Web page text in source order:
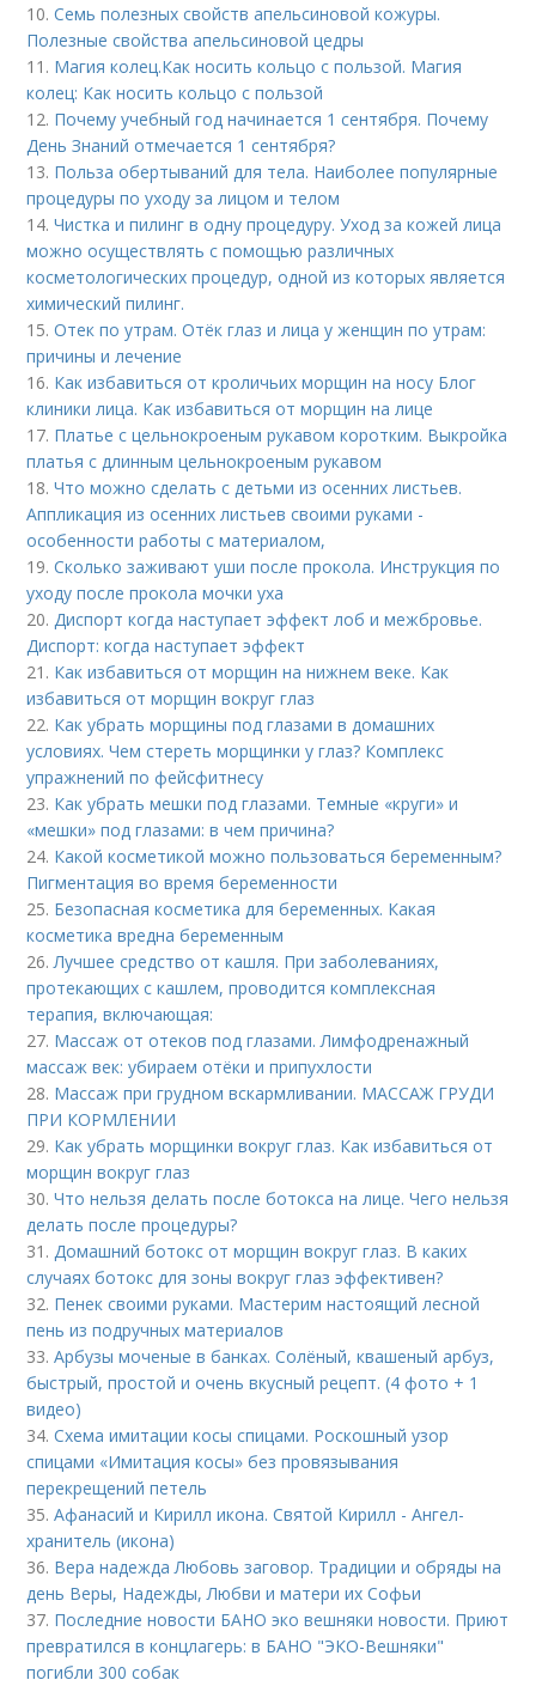
10.Семь полезных свойств апельсиновой кожуры.
Полезные свойства апельсиновой цедры
11. Магия колец.Как носить кольцо с пользой. Магия
колец: Как носить кольцо с пользой
12. Почему учебный год начинается 1 сентября. Почему
День Знаний отмечается 1 сентября?
13. Польза обертываний для тела. Наиболее популярные
процедуры по уходу за лицом и телом
14.Чистка и пилинг в одну процедуру. Уход за кожей лица
можно осуществлять с помощью различных
косметологических процедур, одной из которых является
химический пилинг.
15.Отек по утрам. Отёк глаз и лица у женщин по утрам:
причины и лечение
16. Как избавиться от кроличьих морщин на носу Блог
клиники лица. Как избавиться от морщин на лице
17. Платье с цельнокроеным рукавом коротким. Выкройка
платья с длинным цельнокроеным рукавом
18.Что можно сделать с детьми из осенних листьев.
Аппликация из осенних листьев своими руками -
особенности работы с материалом,
19.Сколько заживают уши после прокола. Инструкция по
уходу после прокола мочки уха
20.Диспорт когда наступает эффект лоб и межбровье.
Диспорт: когда наступает эффект
21. Как избавиться от морщин на нижнем веке. Как
избавиться от морщин вокруг глаз
22. Как убрать морщины под глазами в домашних
условиях. Чем стереть морщинки у глаз? Комплекс
упражнений по фейсфитнесу
23. Как убрать мешки под глазами. Темные «круги» и
«мешки» под глазами: в чем причина?
24. Какой косметикой можно пользоваться беременным?
Пигментация во время беременности
25. Безопасная косметика для беременных. Какая
косметика вредна беременным
26.Лучшее средство от кашля. При заболеваниях,
протекающих с кашлем, проводится комплексная
терапия, включающая:
27. Массаж от отеков под глазами. Лимфодренажный
массаж век: убираем отёки и припухлости
28. Массаж при грудном вскармливании. МАССАЖ ГРУДИ
ПРИ КОРМЛЕНИИ
29. Как убрать морщинки вокруг глаз. Как избавиться от
морщин вокруг глаз
30.Что нельзя делать после ботокса на лице. Чего нельзя
делать после процедуры?
31.Домашний ботокс от морщин вокруг глаз. В каких
случаях ботокс для зоны вокруг глаз эффективен?
32. Пенек своими руками. Мастерим настоящий лесной
пень из подручных материалов
33.Арбузы моченые в банках. Солёный, квашеный арбуз,
быстрый, простой и очень вкусный рецепт. (4 фото + 1
видео)
34.Схема имитации косы спицами. Роскошный узор
спицами «Имитация косы» без провязывания
перекрещений петель
35.Афанасий и Кирилл икона. Святой Кирилл - Ангел-
хранитель (икона)
36. Вера надежда Любовь заговор. Традиции и обряды на
день Веры, Надежды, Любви и матери их Софьи
37. Последние новости БАНО эко вешняки новости. Приют
превратился в концлагерь: в БАНО "ЭКО-Вешняки"
погибли 300 собак